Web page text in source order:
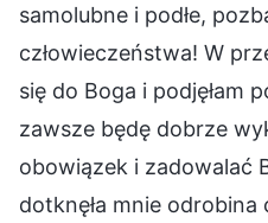
samolubne i podłe,
człowieczeństwa! W
się do Boga i podjęłam
zawsze będę dobrze
obowiązek i zadowalać
dotknęła mnie odrobina